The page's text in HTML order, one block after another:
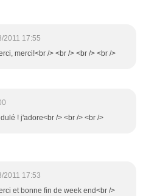
2011 17:55
merci!<br /> <br /> <br /> <br />
! j'adore<br /> <br /> <br />
2011 17:53
et bonne fin de week end<br />